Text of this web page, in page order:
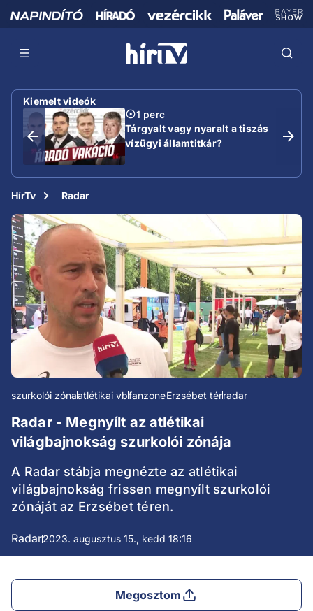
Kiemelt videók
1 perc
Tárgyalt vagy nyaralt a tiszás
vízügyi államtitkár?
HírTv Radar
szurkolói zónaatlétikai vbfanzoneErzsébet térradar
Radar - Megnyílt az atlétikai
világbajnokság szurkolói zónája
A Radar stábja megnézte az atlétikai
világbajnokság frissen megnyílt szurkolói
zónáját az Erzsébet téren.
Radar2023. augusztus 15., kedd 18:16
Megosztom